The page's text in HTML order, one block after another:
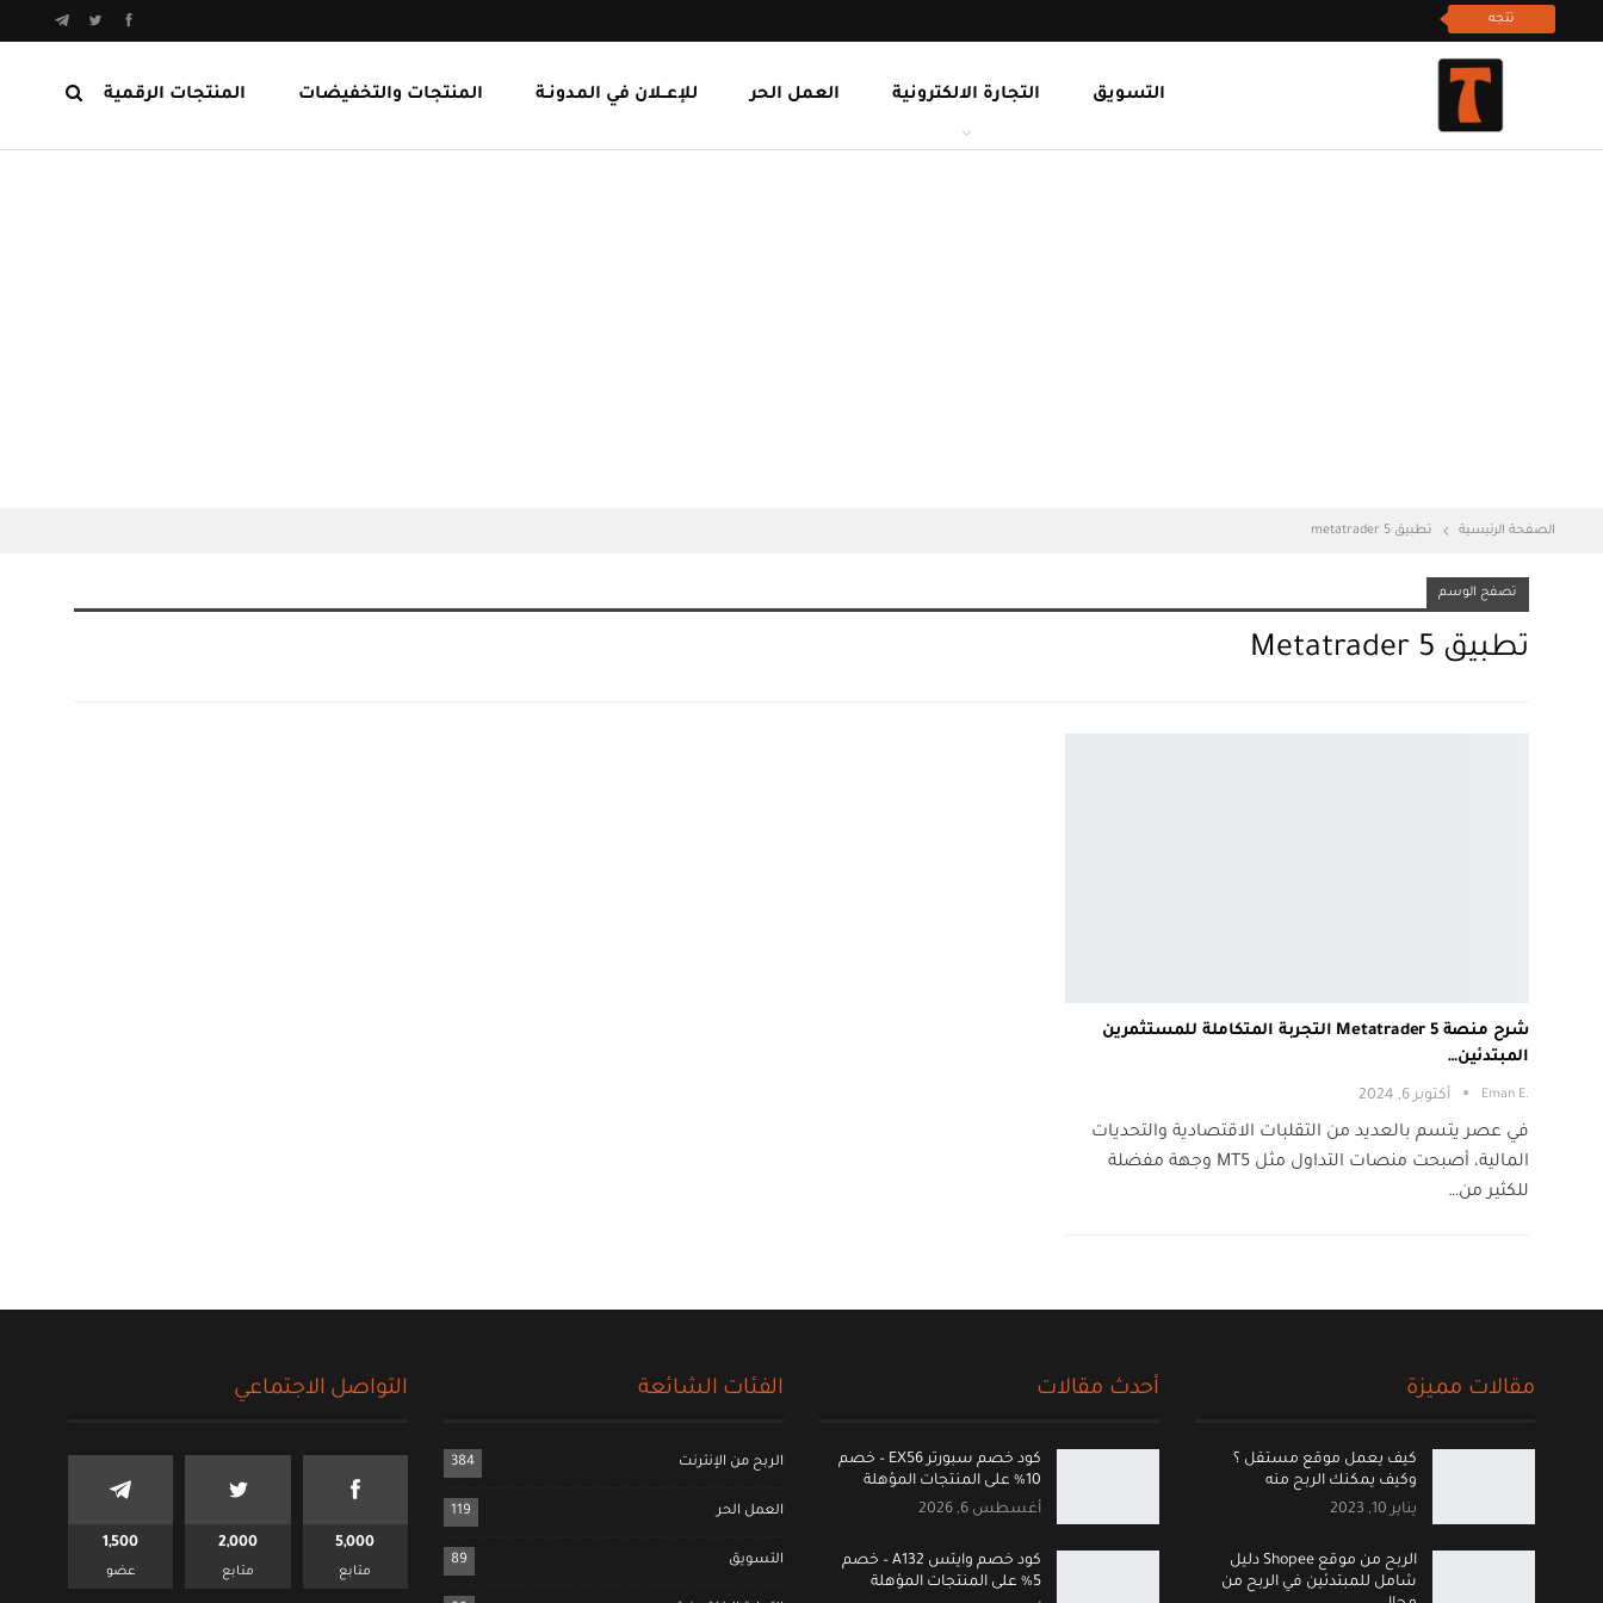
تتجه
المنتجات الرقمية المنتجات والتخفيضات للإعــلان في المدونـة العمل الحر التجارة الالكترونية التسويق
الصفحة الرئيسية تطبيق metatrader 5
تصفح الوسم
تطبيق Metatrader 5
شرح منصة Metatrader 5 التجربة المتكاملة للمستثمرين
المبتدئين…
.Eman E أكتوبر 6, 2024
في عصر يتسم بالعديد من التقلبات الاقتصادية والتحديات
المالية، أصبحت منصات التداول مثل MT5 وجهة مفضلة
للكثير من…
مقالات مميزة
كيف يعمل موقع مستقل ؟
وكيف يمكنك الربح منه
يناير 10, 2023
الربح من موقع Shopee دليل
شامل للمبتدئين في الربح من
أحدث مقالات
كود خصم سبورتر EX56 – خصم
10% على المنتجات المؤهلة
أغسطس 6, 2026
كود خصم وايتس A132 – خصم
5% على المنتجات المؤهلة
الفئات الشائعة
الربح من الإنترنت 384
العمل الحر 119
التسويق 89
التواصل الاجتماعي
5,000
متابع
2,000
متابع
1,500
عضو